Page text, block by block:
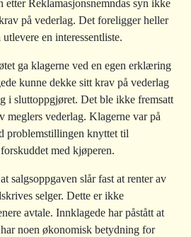
Reklamasjonsnemndas syn ikke
på vederlag. Det foreligger heller
en interessentliste.
ga klagerne ved en egen erklæring
kunne dekke sitt krav på vederlag
i sluttoppgjøret. Det ble ikke fremsatt
meglers vederlag. Klagerne var på
problemstillingen knyttet til
med kjøperen.
salgsoppgaven slår fast at renter av
selger. Dette er ikke
avtale. Innklagede har påstått at
noen økonomisk betydning for